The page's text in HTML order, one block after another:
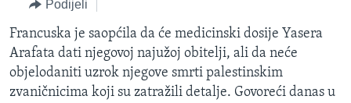
pretraguBOSNA I HERCEGOVINA
SVIJET
SPECIJALNI PROJEKTI
KORUPCIJA
SLOBODA MEDIJA
ŽENSKA STRANA
Podijeli
Francuska je saopćila da će medicinski dosije Yasera
Arafata dati njegovoj najužoj obitelji, ali da neće
objelodaniti uzrok njegove smrti palestinskim
zvaničnicima koji su zatražili detalje. Govoreći danas u